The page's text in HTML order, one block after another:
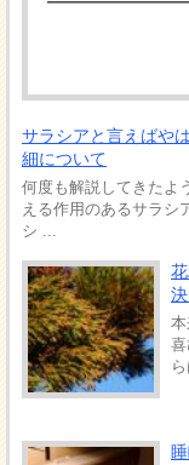
サラシアと言えばや
細について
何度も解説してきたよ
える作用のあるサラシ
シ ...